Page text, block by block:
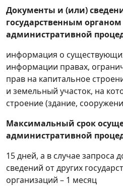
Документы и (или)
государственным
административной
информация о
информации правах,
прав на капитальное
и земельный участок, на
строение (здание,
Максимальный срок
административной
15 дней, а в случае запроса
сведений от других
организаций – 1 месяц
консервации,
проекта ликвидации
связанных с
стратегических
частей),
ограниченного
Получение
горного отвода с
порядке акта,
Получение решения
геологического
удостоверяющего